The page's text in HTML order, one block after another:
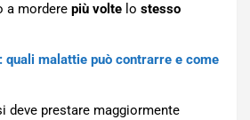
a mordere più volte lo stesso
quali malattie può contrarre e come
deve prestare maggiormente